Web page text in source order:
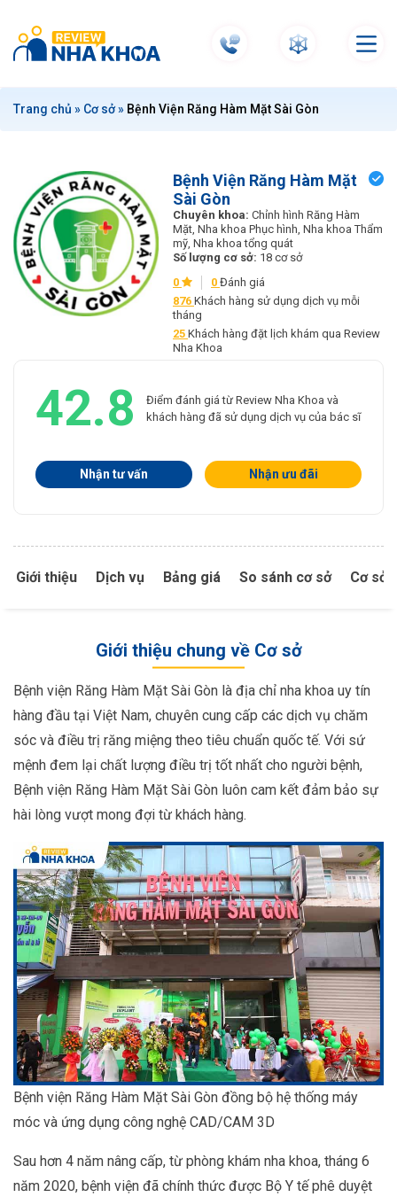
t
Trang chủ » Cơ sở» Bệnh Viện Răng Hàm Mặt Sài Gòn
Bệnh Viện Răng Hàm Mặt
Sài Gòn
Chuyên khoa: Chỉnh hình Răng Hàm
Mặt, Nha khoa Phục hình, Nha khoa Thẩm
mỹ, Nha khoa tổng quát
Số lượng cơ sở: 18 cơ sở
0
0 Đánh giá
876 Khách hàng sử dụng dịch vụ mỗi
tháng
25 Khách hàng đặt lịch khám qua Review
Nha Khoa
42.8
Điểm đánh giá từ Review Nha Khoa và
khách hàng đã sử dụng dịch vụ của bác sĩ
Nhận tư vấn Nhận ưu đãi
Giới thiệu Dịch vụ Bảng giá So sánh cơ sở Cơ sở
Giới thiệu chung về Cơ sở
Bệnh viện Răng Hàm Mặt Sài Gòn là địa chỉ nha khoa uy tín
hàng đầu tại Việt Nam, chuyên cung cấp các dịch vụ chăm
sóc và điều trị răng miệng theo tiêu chuẩn quốc tế. Với sứ
mệnh đem lại chất lượng điều trị tốt nhất cho người bệnh,
Bệnh viện Răng Hàm Mặt Sài Gòn luôn cam kết đảm bảo sự
hài lòng vượt mong đợi từ khách hàng.
Bệnh viện Răng Hàm Mặt Sài Gòn đồng bộ hệ thống máy
móc và ứng dụng công nghệ CAD/CAM 3D
Sau hơn 4 năm nâng cấp, từ phòng khám nha khoa, tháng 6
năm 2020, bệnh viện đã chính thức được Bộ Y tế phê duyệt